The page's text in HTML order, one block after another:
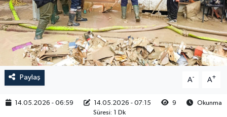
Paylaş A- A+
14.05.2026 - 06:59 14.05.2026 - 07:15 9
Okunma
Süresi: 1 Dk
RESMİ İLAN